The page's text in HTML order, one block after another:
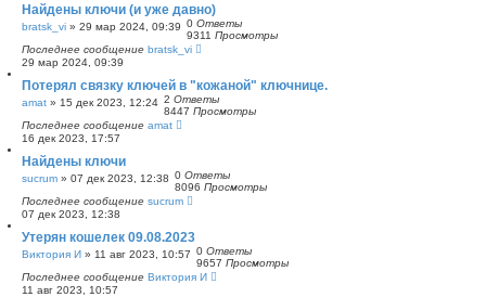
Найдены ключи (и уже давно)
bratsk_vi » 29 мар 2024, 09:39 0 Ответы
9311 Просмотры
Последнее сообщение bratsk_vi
29 мар 2024, 09:39
Потерял связку ключей в "кожаной" ключнице.
amat » 15 дек 2023, 12:24 2 Ответы
8447 Просмотры
Последнее сообщение amat
16 дек 2023, 17:57
Найдены ключи
sucrum » 07 дек 2023, 12:38 0 Ответы
8096 Просмотры
Последнее сообщение sucrum
07 дек 2023, 12:38
Утерян кошелек 09.08.2023
Виктория И » 11 авг 2023, 10:57 0 Ответы
9657 Просмотры
Последнее сообщение Виктория И
11 авг 2023, 10:57